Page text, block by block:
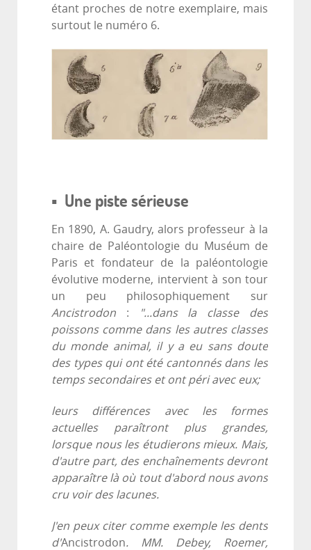
étant proches de notre exemplaire, mais
surtout le numéro 6.
▪ Une piste sérieuse
En 1890, A. Gaudry, alors professeur à la
chaire de Paléontologie du Muséum de
Paris et fondateur de la paléontologie
évolutive moderne, intervient à son tour
un peu philosophiquement sur
Ancistrodon :
"...dans la classe des
poissons comme dans les autres classes
du monde animal, il y a eu sans doute
des types qui ont été cantonnés dans les
temps secondaires et ont péri avec eux;
leurs différences avec les formes
actuelles paraîtront plus grandes,
lorsque nous les étudierons mieux. Mais,
d'autre part, des enchaînements devront
apparaître là où tout d'abord nous avons
cru voir des lacunes.
J'en peux citer comme exemple les dents
d'Ancistrodon. MM. Debey, Roemer,